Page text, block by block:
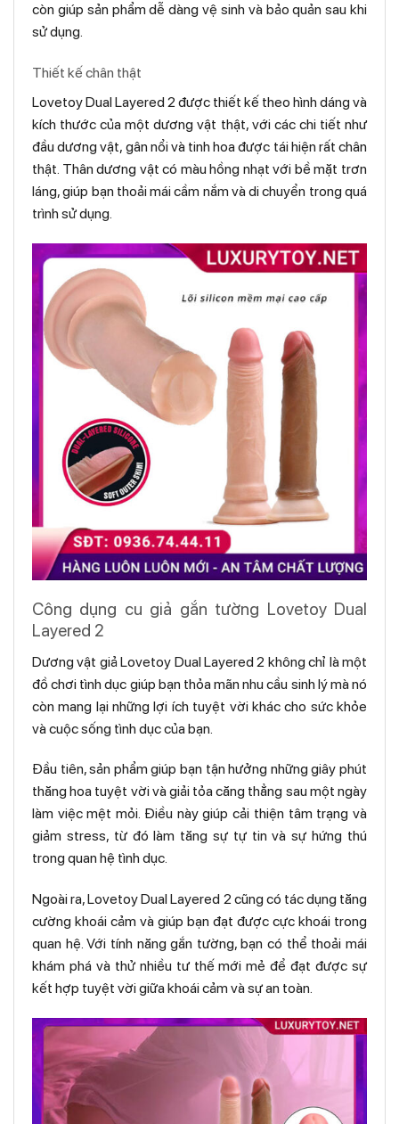
còn giúp sản phẩm dễ dàng vệ sinh và bảo quản sau khi
sử dụng.
Thiết kế chân thật
Lovetoy Dual Layered 2 được thiết kế theo hình dáng và
kích thước của một dương vật thật, với các chi tiết như
đầu dương vật, gân nổi và tinh hoa được tái hiện rất chân
thật. Thân dương vật có màu hồng nhạt với bề mặt trơn
láng, giúp bạn thoải mái cầm nắm và di chuyển trong quá
trình sử dụng.
Công dụng cu giả gắn tường Lovetoy Dual
Layered 2
Dương vật giả Lovetoy Dual Layered 2 không chỉ là một
đồ chơi tình dục giúp bạn thỏa mãn nhu cầu sinh lý mà nó
còn mang lại những lợi ích tuyệt vời khác cho sức khỏe
và cuộc sống tình dục của bạn.
Đầu tiên, sản phẩm giúp bạn tận hưởng những giây phút
thăng hoa tuyệt vời và giải tỏa căng thẳng sau một ngày
làm việc mệt mỏi. Điều này giúp cải thiện tâm trạng và
giảm stress, từ đó làm tăng sự tự tin và sự hứng thú
trong quan hệ tình dục.
Ngoài ra, Lovetoy Dual Layered 2 cũng có tác dụng tăng
cường khoái cảm và giúp bạn đạt được cực khoái trong
quan hệ. Với tính năng gắn tường, bạn có thể thoải mái
khám phá và thử nhiều tư thế mới mẻ để đạt được sự
kết hợp tuyệt vời giữa khoái cảm và sự an toàn.